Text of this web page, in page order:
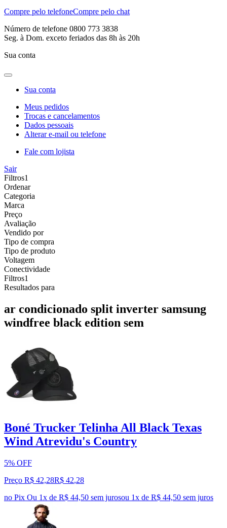
Compre pelo telefoneCompre pelo chat
Número de telefone 0800 773 3838
Seg. à Dom. exceto feriados das 8h às 20h
Sua conta
Sua conta
Meus pedidos
Trocas e cancelamentos
Dados pessoais
Alterar e-mail ou telefone
Fale com lojista
Sair
Filtros1
Ordenar
Categoria
Marca
Preço
Avaliação
Vendido por
Tipo de compra
Tipo de produto
Voltagem
Conectividade
Filtros1
Resultados para
ar condicionado split inverter samsung
windfree black edition sem
Boné Trucker Telinha All Black Texas
Wind Atrevidu's Country
5% OFF
Preço R$ 42,28R$ 42,28
no Pix Ou 1x de R$ 44,50 sem jurosou 1x de R$ 44,50 sem juros